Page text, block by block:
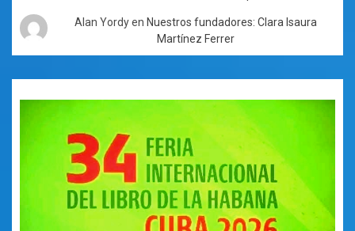
Alan Yordyen Nuestros fundadores: Clara Isaura
Martínez Ferrer